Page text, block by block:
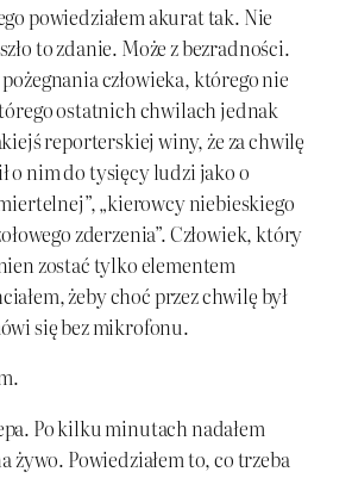
powiedziałem akurat tak. Nie
to zdanie. Może z bezradności.
człowieka, którego nie
ostatnich chwilach jednak
reporterskiej winy, że za chwilę
o nim do tysięcy ludzi jako o
„kierowcy niebieskiego
zderzenia”. Człowiek, który
zostać tylko elementem
żeby choć przez chwilę był
się bez mikrofonu.
Po kilku minutach nadałem
żywo. Powiedziałem to, co trzeba